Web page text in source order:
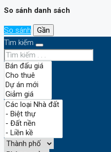
So sánh danh sách
So sánh
Gần
Tìm kiếm